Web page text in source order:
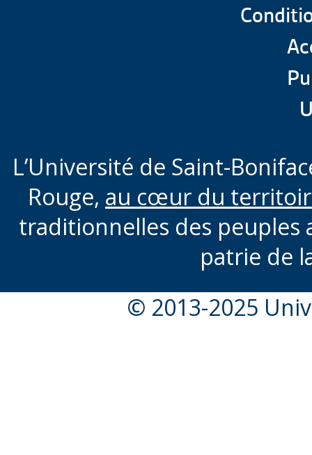
L’Université de Saint-
Rouge, au cœur du
traditionnelles des peuples
patrie de
© 2013-2025